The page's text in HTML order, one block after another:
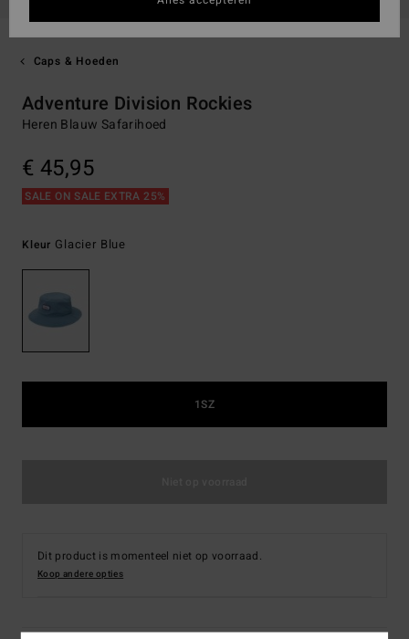
Caps & Hoeden
Adventure Division Rockies
Heren Blauw Safarihoed
€ 45,95
SALE ON SALE EXTRA 25%
Kleur Glacier Blue
1SZ
Dit product is momenteel niet op voorraad.
Koop andere opties